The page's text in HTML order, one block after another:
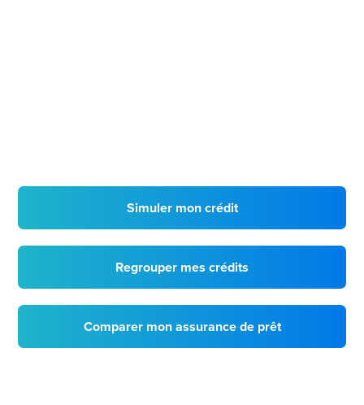
Simuler mon crédit
Regrouper mes crédits
Comparer mon assurance de prêt